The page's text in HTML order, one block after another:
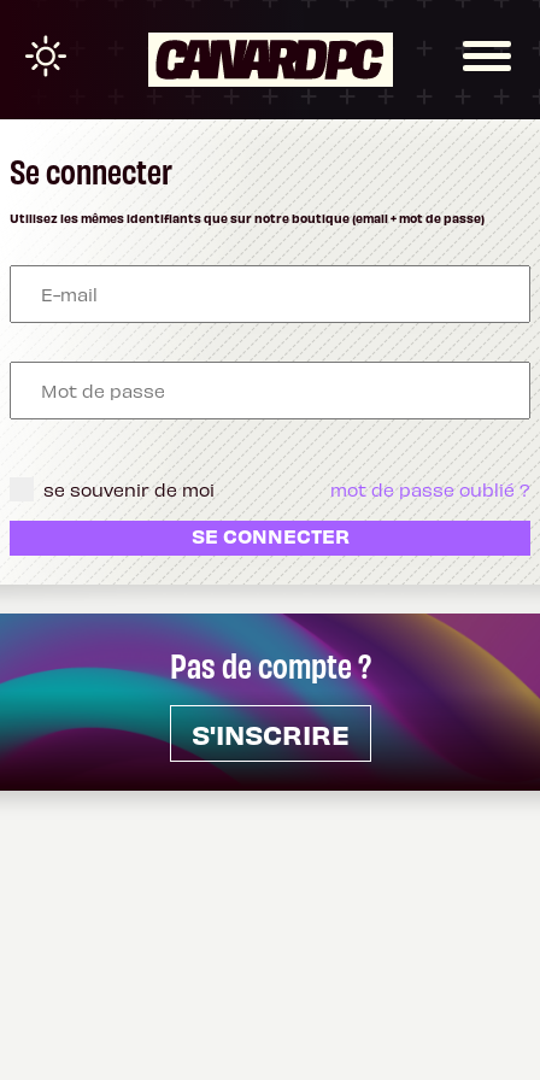
Pas de compte ?
S'INSCRIRE
Se connecter
Utilisez les mêmes identifiants que sur notre boutique (email + mot de passe)
se souvenir de moi mot de passe oublié ?
SE CONNECTER